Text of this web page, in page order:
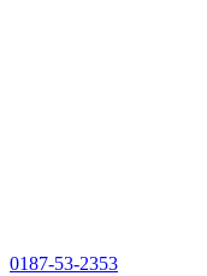
0187-53-2353